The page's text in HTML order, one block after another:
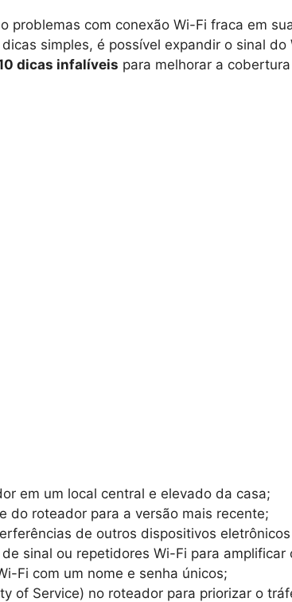
problemas com conexão Wi-Fi fraca em
simples, é possível expandir o sinal
dicas infalíveis para melhorar a
em um local central e elevado da casa;
do roteador para a versão mais recente;
de outros dispositivos
sinal ou repetidores Wi-Fi para amplificar
Fi com um nome e senha únicos;
of Service) no roteador para priorizar o